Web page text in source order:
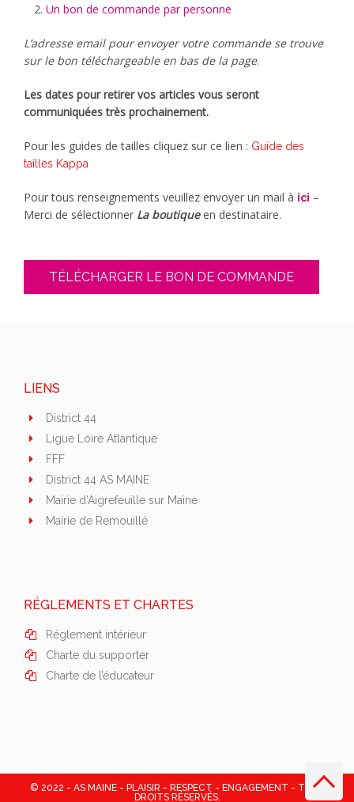
Un bon de commande par personne
L’adresse email pour envoyer votre commande se trouve
sur le bon téléchargeable en bas de la page.
Les dates pour retirer vos articles vous seront
communiquées très prochainement.
Pour les guides de tailles cliquez sur ce lien : Guide des
tailles Kappa
Pour tous renseignements veuillez envoyer un mail à ici –
Merci de sélectionner La boutiqueen destinataire.
TÉLÉCHARGER LE BON DE COMMANDE
LIENS
District 44
Ligue Loire Atlantique
FFF
District 44 AS MAINE
Mairie d’Aigrefeuille sur Maine
Mairie de Remouillé
RÉGLEMENTS ET CHARTES
Réglement intérieur
Charte du supporter
Charte de l’éducateur
© 2022 - AS MAINE - PLAISIR - RESPECT - ENGAGEMENT - TOUS
DROITS RÉSERVÉS.